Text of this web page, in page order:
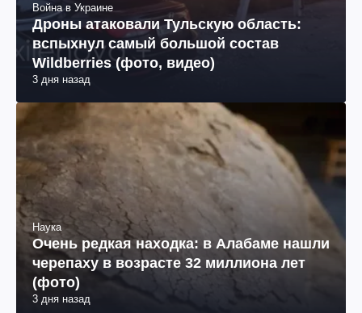
Война в Украине
Дроны атаковали Тульскую область:
вспыхнул самый большой состав
Wildberries (фото, видео)
3 дня назад
Наука
Очень редкая находка: в Алабаме нашли
черепаху в возрасте 32 миллиона лет
(фото)
3 дня назад